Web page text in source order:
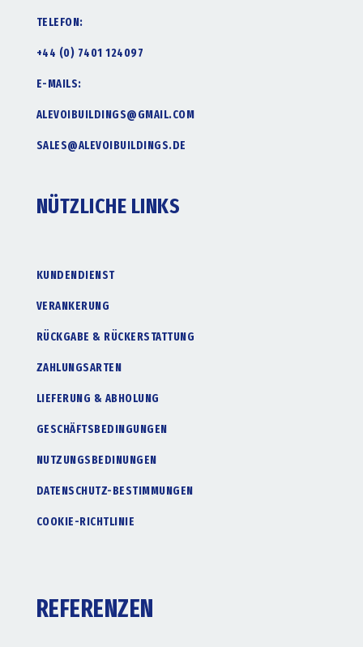
TELEFON:
+44 (0) 7401 124097
E-MAILS:
ALEVOIBUILDINGS@GMAIL.COM
SALES@ALEVOIBUILDINGS.DE
NÜTZLICHE LINKS
KUNDENDIENST
VERANKERUNG
RÜCKGABE & RÜCKERSTATTUNG
ZAHLUNGSARTEN
LIEFERUNG & ABHOLUNG
GESCHÄFTSBEDINGUNGEN
NUTZUNGSBEDINUNGEN
DATENSCHUTZ-BESTIMMUNGEN
COOKIE-RICHTLINIE
REFERENZEN